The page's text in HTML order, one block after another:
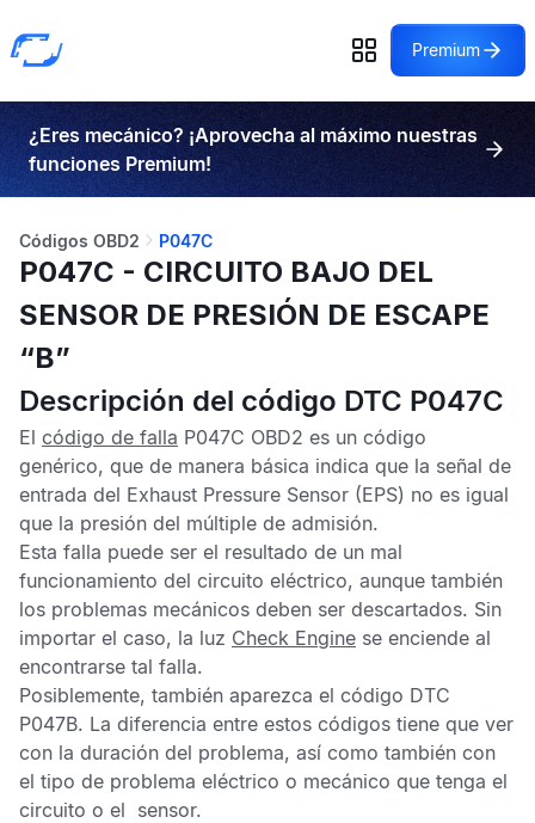
Premium
¿Eres mecánico? ¡Aprovecha al máximo nuestras
funciones Premium!
Códigos OBD2 P047C
P047C - CIRCUITO BAJO DEL
SENSOR DE PRESIÓN DE ESCAPE
“B”
Descripción del código DTC P047C
El código de falla P047C OBD2 es un código
genérico, que de manera básica indica que la señal de
entrada del Exhaust Pressure Sensor (EPS) no es igual
que la presión del múltiple de admisión.
Esta falla puede ser el resultado de un mal
funcionamiento del circuito eléctrico, aunque también
los problemas mecánicos deben ser descartados. Sin
importar el caso, la luz Check Engine se enciende al
encontrarse tal falla.
Posiblemente, también aparezca el código DTC
P047B. La diferencia entre estos códigos tiene que ver
con la duración del problema, así como también con
el tipo de problema eléctrico o mecánico que tenga el
circuito o el sensor.